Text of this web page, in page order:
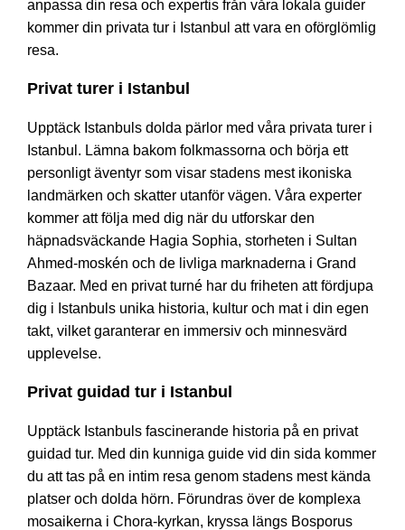
anpassa din resa och expertis från våra lokala guider
kommer din privata tur i Istanbul att vara en oförglömlig
resa.
Privat turer i Istanbul
Upptäck Istanbuls dolda pärlor med våra privata turer i
Istanbul. Lämna bakom folkmassorna och börja ett
personligt äventyr som visar stadens mest ikoniska
landmärken och skatter utanför vägen. Våra experter
kommer att följa med dig när du utforskar den
häpnadsväckande Hagia Sophia, storheten i Sultan
Ahmed-moskén och de livliga marknaderna i Grand
Bazaar. Med en privat turné har du friheten att fördjupa
dig i Istanbuls unika historia, kultur och mat i din egen
takt, vilket garanterar en immersiv och minnesvärd
upplevelse.
Privat guidad tur i Istanbul
Upptäck Istanbuls fascinerande historia på en privat
guidad tur. Med din kunniga guide vid din sida kommer
du att tas på en intim resa genom stadens mest kända
platser och dolda hörn. Förundras över de komplexa
mosaikerna i Chora-kyrkan, kryssa längs Bosporus